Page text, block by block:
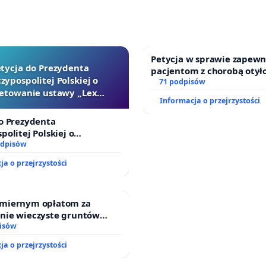
do Prezydenta
Polskiej o
ustawy „Lex
Prezydenta
Polskiej o
ustawy „Lex Szarlatan”
o przejrzystości
Petycja w sprawie
pacjentom z chorobą
dostępu do
oraz programów
71 podpisów
Informacja o przejrzystości
opłatom za
wieczyste gruntów
przez rodzinne ogrody
o przejrzystości